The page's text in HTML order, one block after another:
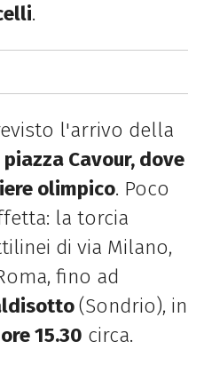
.
l'arrivo della
piazza Cavour, dove
olimpico. Poco
la torcia
di via Milano,
fino ad
(Sondrio), in
ore 15.30 circa.